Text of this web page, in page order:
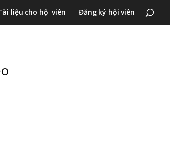
liệu cho hội viên Đăng ký hội viên